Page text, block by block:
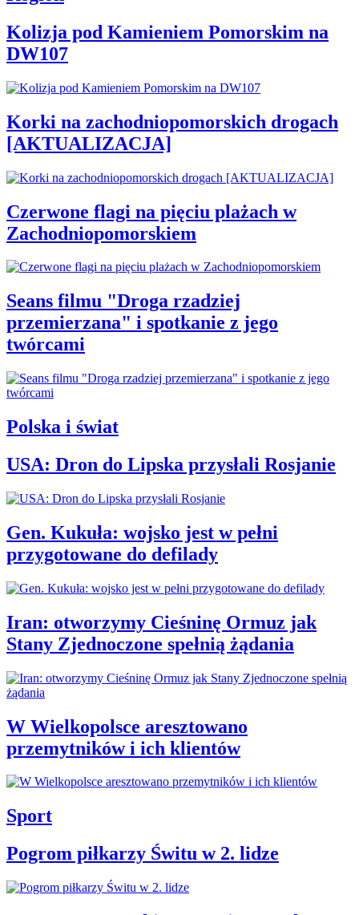
Kolizja pod Kamieniem Pomorskim na
DW107
Korki na zachodniopomorskich drogach
[AKTUALIZACJA]
Czerwone flagi na pięciu plażach w
Zachodniopomorskiem
Seans filmu "Droga rzadziej
przemierzana" i spotkanie z jego
twórcami
Polska i świat
USA: Dron do Lipska przysłali Rosjanie
Gen. Kukuła: wojsko jest w pełni
przygotowane do defilady
Iran: otworzymy Cieśninę Ormuz jak
Stany Zjednoczone spełnią żądania
W Wielkopolsce aresztowano
przemytników i ich klientów
Sport
Pogrom piłkarzy Świtu w 2. lidze